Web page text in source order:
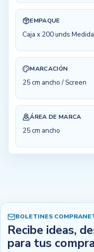
EMPAQUE
Caja x 200 unds
MARCACIÓN
25 cm ancho / Screen
ÁREA DE MARCA
25 cm ancho
BOLETINES
Recibe ideas,
para tus